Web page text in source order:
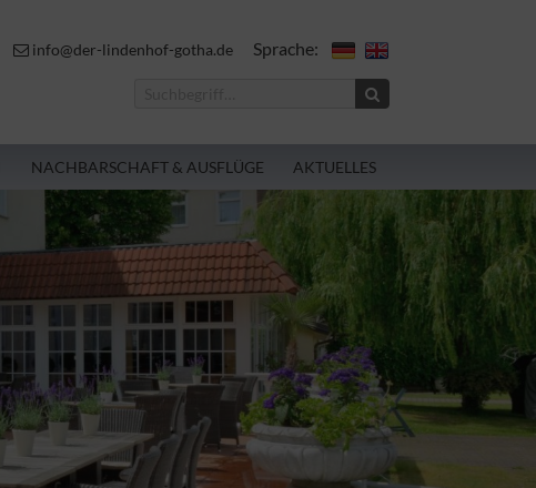
info@der-lindenhof-gotha.de Sprache:
NACHBARSCHAFT & AUSFLÜGE AKTUELLES